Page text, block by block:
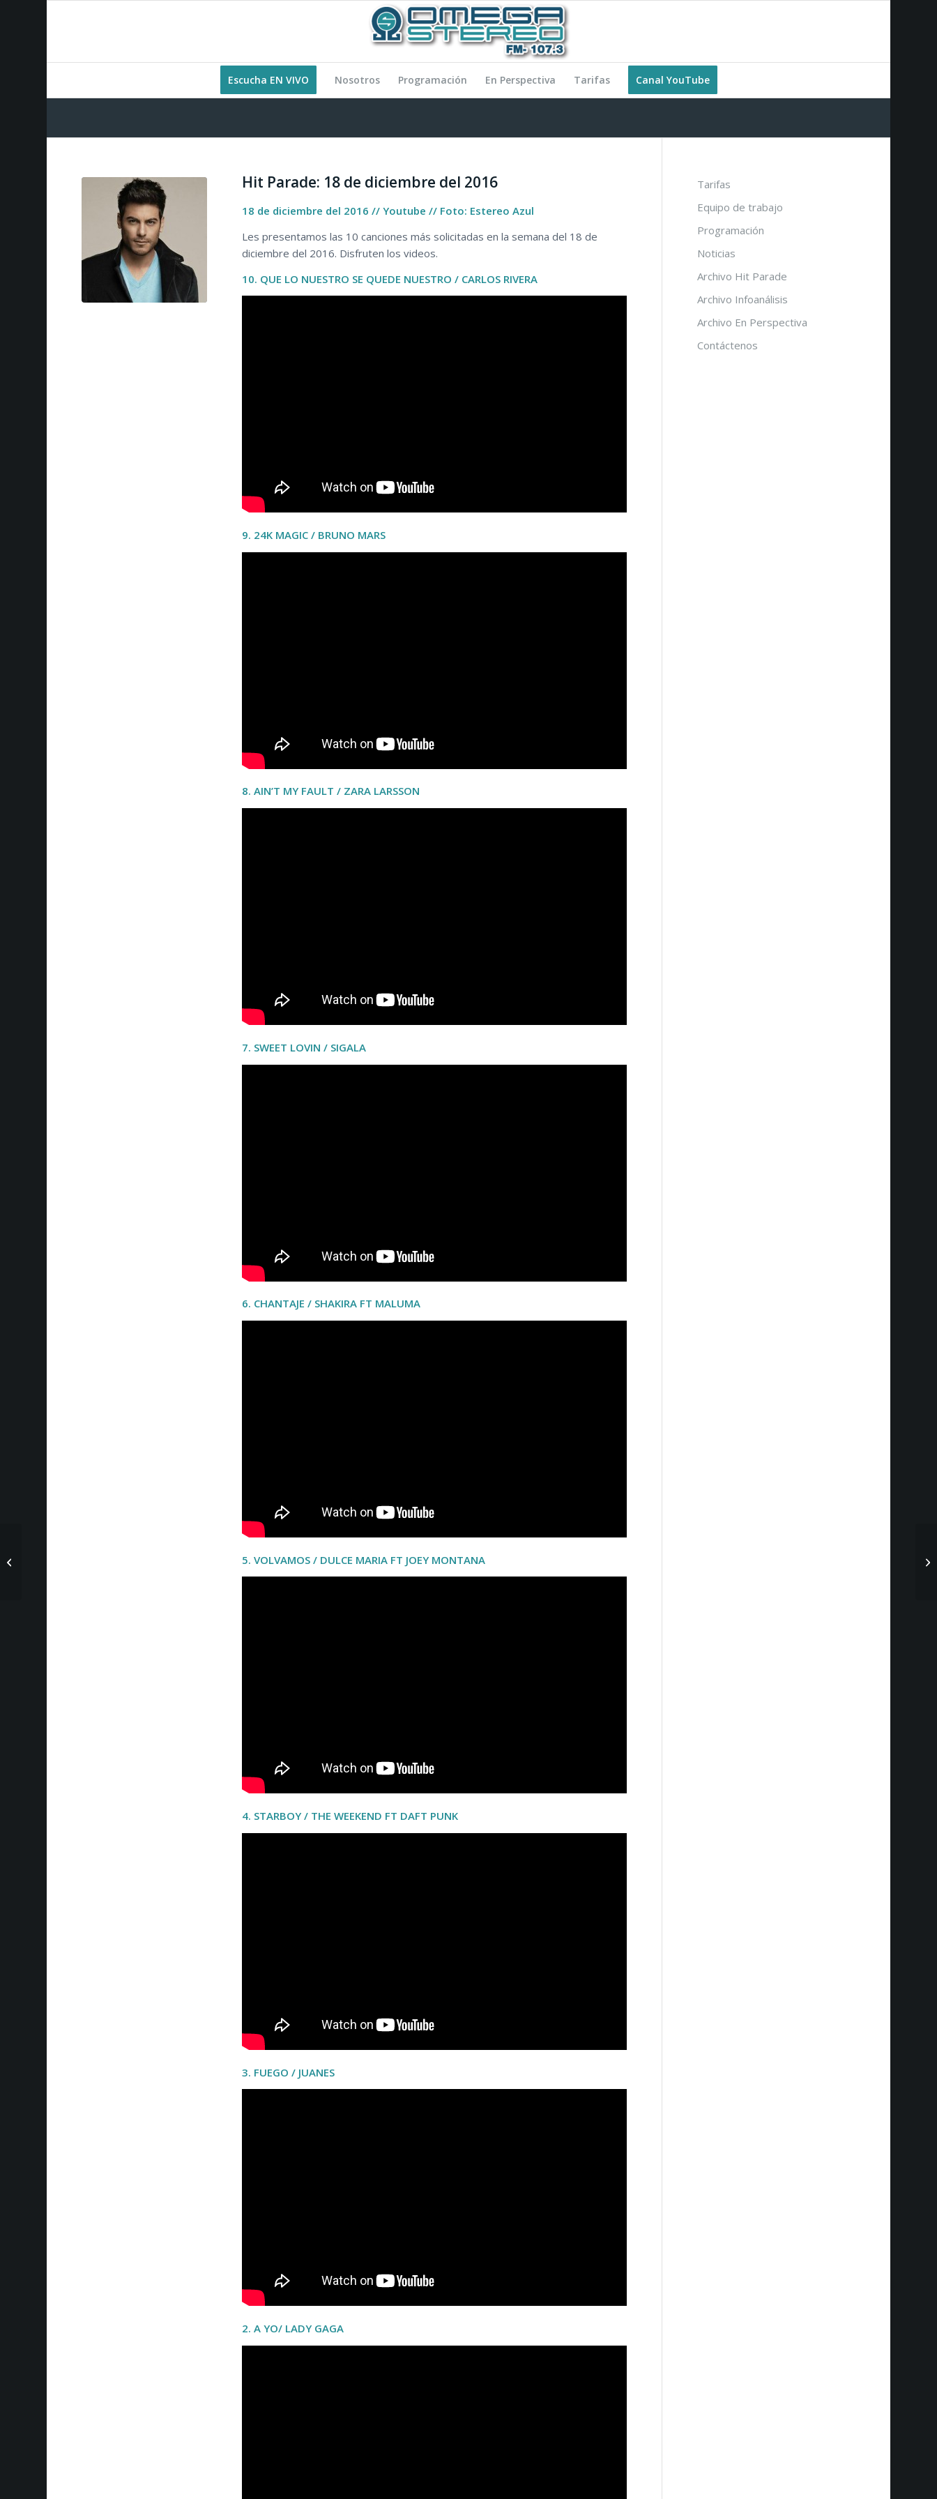
Escucha EN VIVO Nosotros Programación En Perspectiva Tarifas Canal YouTube
Hit Parade: 18 de diciembre del 2016
18 de diciembre del 2016 // Youtube // Foto: Estereo Azul
Les presentamos las 10 canciones más solicitadas en la semana del 18 de
diciembre del 2016. Disfruten los videos.
10. QUE LO NUESTRO SE QUEDE NUESTRO / CARLOS RIVERA
9. 24K MAGIC / BRUNO MARS
8. AIN’T MY FAULT / ZARA LARSSON
7. SWEET LOVIN / SIGALA
6. CHANTAJE / SHAKIRA FT MALUMA
5. VOLVAMOS / DULCE MARIA FT JOEY MONTANA
4. STARBOY / THE WEEKEND FT DAFT PUNK
3. FUEGO / JUANES
2. A YO/ LADY GAGA
Tarifas
Equipo de trabajo
Programación
Noticias
Archivo Hit Parade
Archivo Infoanálisis
Archivo En Perspectiva
Contáctenos